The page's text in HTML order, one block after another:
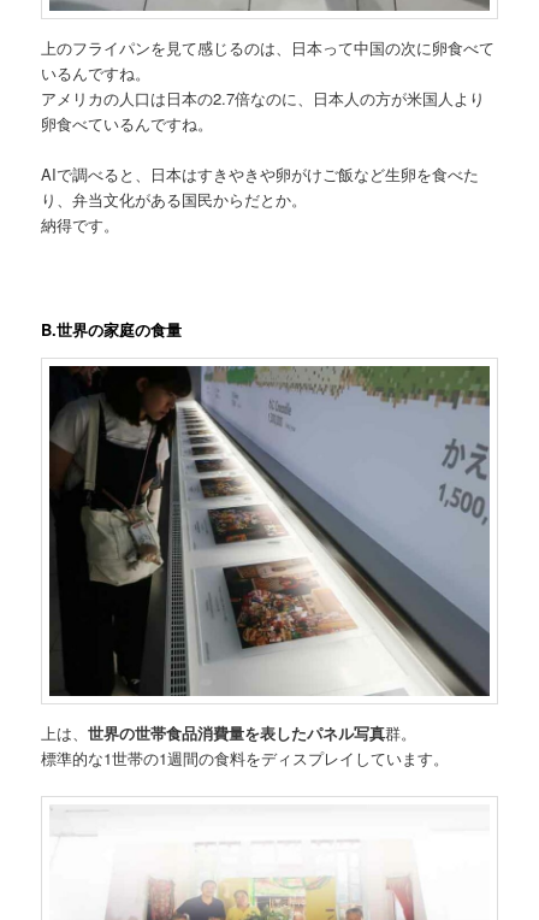
上のフライパンを見て感じるのは、日本って中国の次に卵食べて
いるんですね。
アメリカの人口は日本の2.7倍なのに、日本人の方が米国人より
卵食べているんですね。
AIで調べると、日本はすきやきや卵がけご飯など生卵を食べた
り、弁当文化がある国民からだとか。
納得です。
B.世界の家庭の食量
上は、世界の世帯食品消費量を表したパネル写真群。
標準的な1世帯の1週間の食料をディスプレイしています。